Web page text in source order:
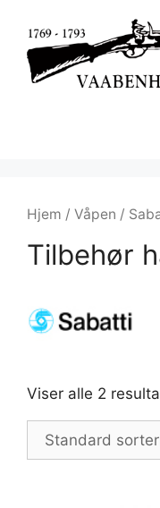
Hjem / Våpen /
Tilbehør
Viser alle 2